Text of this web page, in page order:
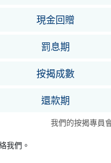
現金回贈
罰息期
按揭成數
還款期
我們的按揭專員
我們。